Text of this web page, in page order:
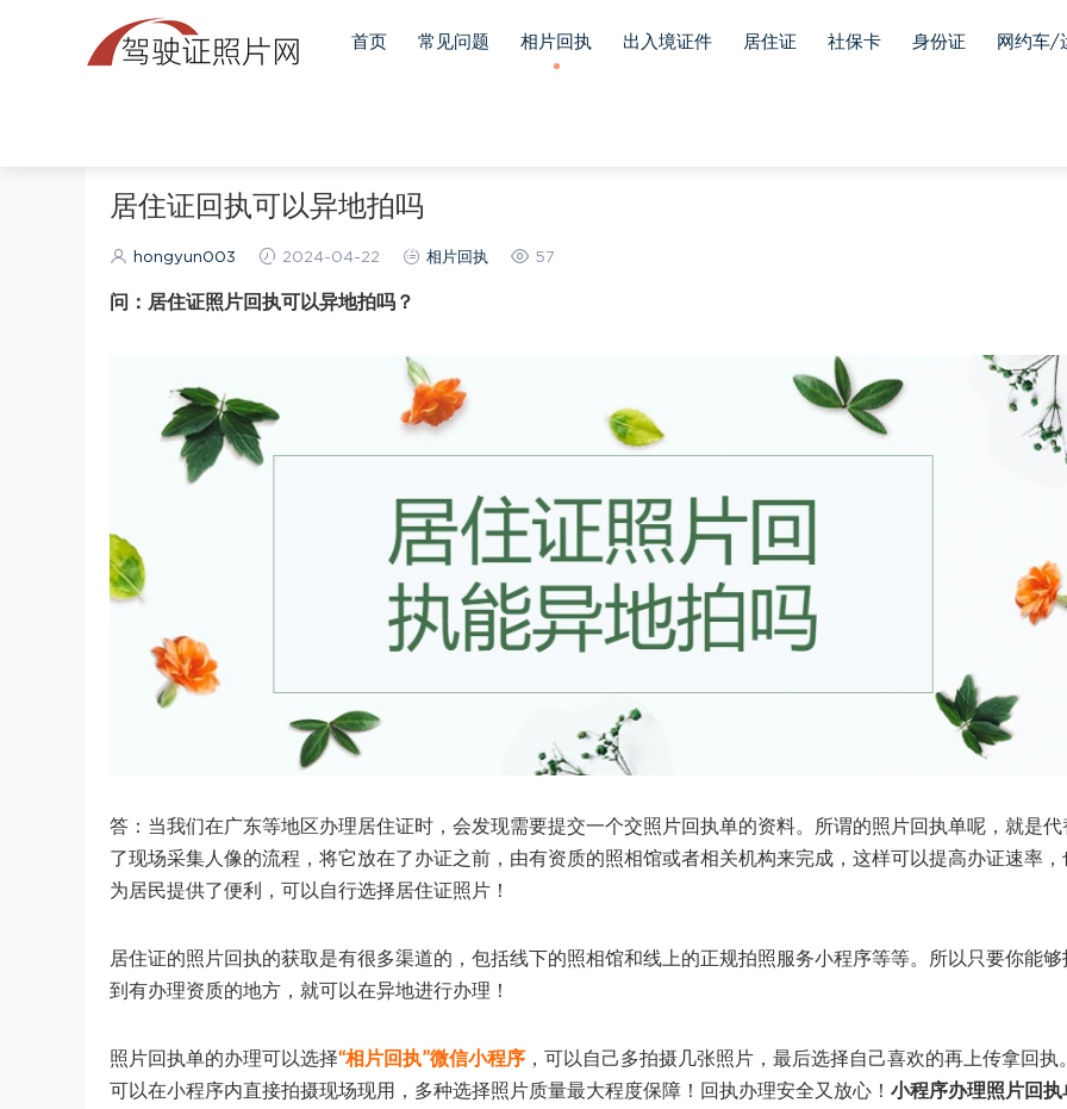
首页 常见问题 相片回执 出入境证件 居住证 社保卡 身份证 网约车/
居住证回执可以异地拍吗
hongyun003 2024-04-22 相片回执 57
问：居住证照片回执可以异地拍吗？
答：当我们在广东等地区办理居住证时，会发现需要提交一个交照片回执单的资料。所谓的照片回执单呢，就是代
了现场采集人像的流程，将它放在了办证之前，由有资质的照相馆或者相关机构来完成，这样可以提高办证速率，
为居民提供了便利，可以自行选择居住证照片！
居住证的照片回执的获取是有很多渠道的，包括线下的照相馆和线上的正规拍照服务小程序等等。所以只要你能够
到有办理资质的地方，就可以在异地进行办理！
照片回执单的办理可以选择“相片回执”微信小程序 ，可以自己多拍摄几张照片，最后选择自己喜欢的再上传拿回执
可以在小程序内直接拍摄现场现用，多种选择照片质量最大程度保障！回执办理安全又放心！ 小程序办理照片回执